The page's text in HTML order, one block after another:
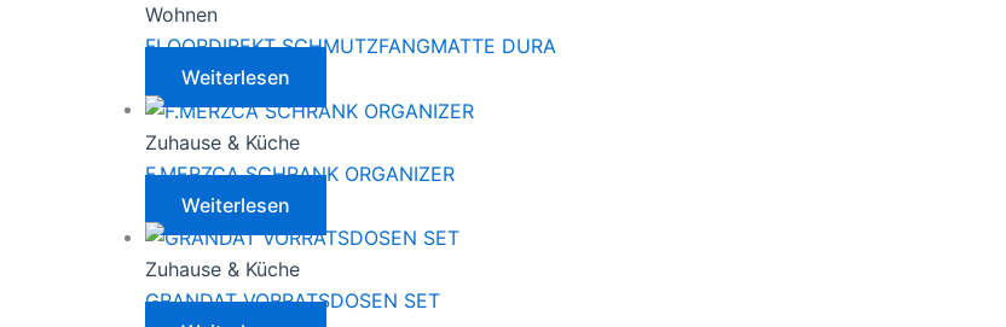
Wohnen
FLOORDIREKT SCHMUTZFANGMATTE DURA
Weiterlesen
Zuhause & Küche
F.MERZCA SCHRANK ORGANIZER
Weiterlesen
Zuhause & Küche
GRANDAT VORRATSDOSEN SET